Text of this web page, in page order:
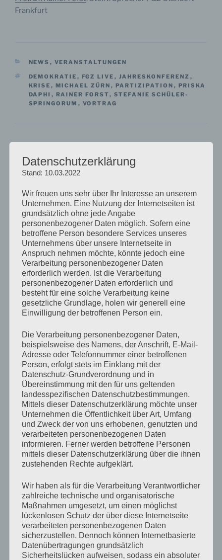
Frankfurt
KATEGORIEN
NEWS , VERANSTALTUNGEN
SCHLAGWÖRTER
DEMOKRATIE , FGZ LIVE , JAHRESKONFERENZ ,
KRISE , MICHAEL ZÜRN , PARTIZIPATION , PRISKA
DAPHI , RAINER FORST , STEFANIE SCHÜLER-
SPRINGORUM , VORTRAG
Vorheriger
Beitrag
ZURÜCK
Aus der FGZ-Jahreskonferenz 2021 – Tag 2
Nächster
Beitrag
WEITER
Die Systemrelevanten und die Entbehrlichen:
Gesellschaftliche Prioritäten in der Krise – FGZ live
AKTUELLES VIDEO
YouTube ist deaktiviert.
✓ Zulassen
Datenschutzbedingungen
AKTUELLE GALERIE
Datenschutzerklärung
Stand: 10.03.2022
Wir freuen uns sehr über Ihr Interesse an unserem
Unternehmen. Eine Nutzung der Internetseiten ist
grundsätzlich ohne jede Angabe
personenbezogener Daten möglich. Sofern eine
betroffene Person besondere Services unseres
Unternehmens über unsere Internetseite in
Anspruch nehmen möchte, könnte jedoch eine
Verarbeitung personenbezogener Daten
erforderlich werden. Ist die Verarbeitung
personenbezogener Daten erforderlich und
besteht für eine solche Verarbeitung keine
gesetzliche Grundlage, holen wir generell eine
Einwilligung der betroffenen Person ein.
Die Verarbeitung personenbezogener Daten,
beispielsweise des Namens, der Anschrift, E-Mail-
Adresse oder Telefonnummer einer betroffenen
Person, erfolgt stets im Einklang mit der
Datenschutz-Grundverordnung und in
Übereinstimmung mit den für uns geltenden
landesspezifischen Datenschutzbestimmungen.
Mittels dieser Datenschutzerklärung möchte unser
Unternehmen die Öffentlichkeit über Art, Umfang
und Zweck der von uns erhobenen, genutzten und
verarbeiteten personenbezogenen Daten
informieren. Ferner werden betroffene Personen
mittels dieser Datenschutzerklärung über die ihnen
zustehenden Rechte aufgeklärt.
Wir haben als für die Verarbeitung Verantwortlicher
zahlreiche technische und organisatorische
Maßnahmen umgesetzt, um einen möglichst
lückenlosen Schutz der über diese Internetseite
verarbeiteten personenbezogenen Daten
sicherzustellen. Dennoch können Internetbasierte
Datenübertragungen grundsätzlich
Sicherheitslücken aufweisen, sodass ein absoluter